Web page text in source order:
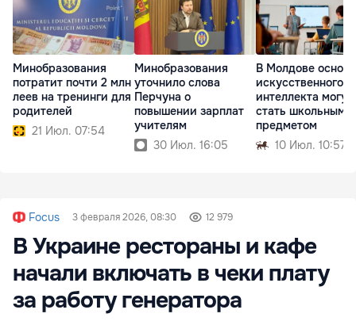
Минобразования
потратит почти 2 млн
леев на тренинги для
родителей
21 Июл. 07:54
Минобразования
уточнило слова
Перчуна о
повышении зарплат
учителям
30 Июл. 16:05
В Молдове
искусственного
интеллекта могут
стать школьным
предметом
10 Июл. 10:57
Focus 3 февраля 2026, 08:30 12 979
В Украине рестораны и кафе
начали включать в чеки плату
за работу генератора